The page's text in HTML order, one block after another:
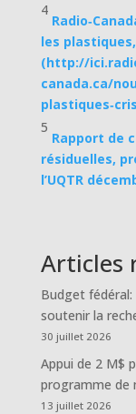
4
les
(http://
canada.ca/
5
Rapport de
résiduelles,
l’UQTR
Articles
Budget fédéral:
soutenir la
30 juillet 2026
Appui de 2 M$
programme de
13 juillet 2026